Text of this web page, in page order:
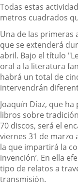
Todas estas
metros cuadrados
Una de las primeras
que se extenderá
abril. Bajo el título
oral a la literatura
habrá un total de
intervendrán
Joaquín Díaz, que
libros sobre
70 discos, será el
viernes 31 de marzo
la que impartirá la
invención’. En ella
tipo de relatos a
transmisión.